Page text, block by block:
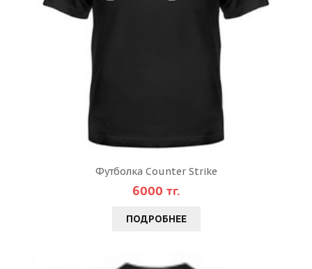
Футболка Counter Strike
6000 тг.
ПОДРОБНЕЕ